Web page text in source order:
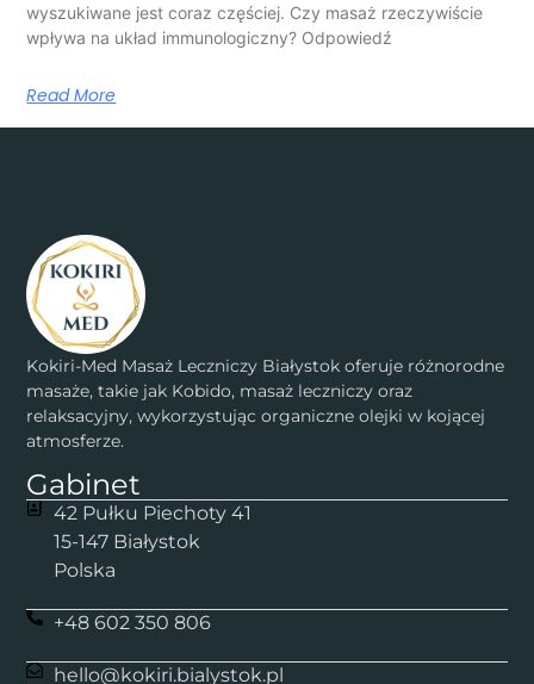
wyszukiwane jest coraz częściej. Czy masaż rzeczywiście
wpływa na układ immunologiczny? Odpowiedź
Read More
Kokiri-Med Masaż Leczniczy Białystok oferuje różnorodne
masaże, takie jak Kobido, masaż leczniczy oraz
relaksacyjny, wykorzystując organiczne olejki w kojącej
atmosferze.
Gabinet
42 Pułku Piechoty 41
15-147 Białystok
Polska
+48 602 350 806
hello@kokiri.bialystok.pl